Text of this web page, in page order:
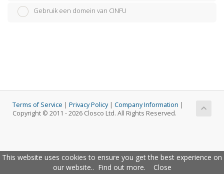
This website uses cookies to ensure you get the best experience on
our website.. Find out more. Close
Gebruik een domein van CINFU
Terms of Service | Privacy Policy| Company Information |
Copyright © 2011 - 2026 Closco Ltd. All Rights Reserved.